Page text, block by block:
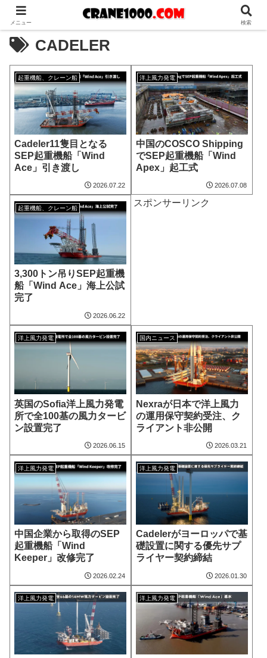
CADELER
起重機船、クレーン船
Cadeler11隻目となる
SEP起重機船「Wind
Ace」引き渡し
2026.07.22
洋上風力発電
中国のCOSCO Shipping
でSEP起重機船「Wind
Apex」起工式
2026.07.08
起重機船、クレーン船
3,300トン吊りSEP起重機
船「Wind Ace」海上公試
完了
2026.06.22
スポンサーリンク
洋上風力発電
英国のSofia洋上風力発電
所で全100基の風力タービ
ン設置完了
2026.06.15
国内ニュース
Nexraが日本で洋上風力
の運用保守契約受注、ク
ライアント非公開
2026.03.21
洋上風力発電
中国企業から取得のSEP
起重機船「Wind
Keeper」改修完了
2026.02.24
洋上風力発電
Cadelerがヨーロッパで基
礎設置に関する優先サプ
ライヤー契約締結
2026.01.30
洋上風力発電 洋上風力発電
メニュー 検索